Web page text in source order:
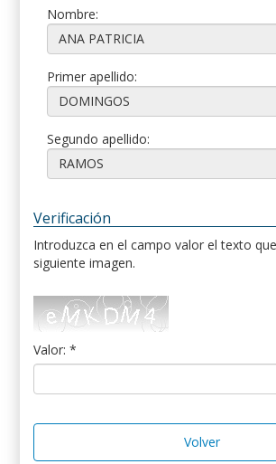
Nombre:
Primer apellido:
Segundo apellido:
Verificación
Introduzca en el campo valor el texto
siguiente imagen.
Valor: *
Volver